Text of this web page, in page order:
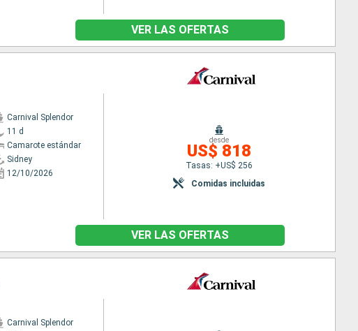
VER LAS OFERTAS
Carnival Splendor
11 d
Camarote estándar
Sidney
12/10/2026
desde
US$ 818
Tasas: +US$ 256
Comidas incluidas
VER LAS OFERTAS
Carnival Splendor